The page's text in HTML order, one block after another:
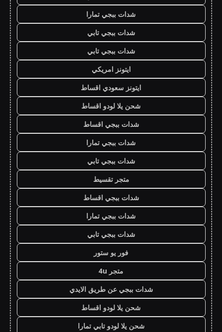
شدات ببجي تمارا
شدات ببجي تابي
شدات ببجي تابي
ايتونز امريكي
ايتونز سعودي اقساط
شحن يلا لودو اقساط
شدات ببجي اقساط
شدات ببجي تمارا
شدات ببجي تابي
متجر تقسيط
شدات ببجي اقساط
شدات ببجي تمارا
شدات ببجي تابي
فور يو ستور
متجر 4u
شدات ببجي عن طريق الايدي
شحن يلا لودو اقساط
شحن يلا لودو تابي تمارا